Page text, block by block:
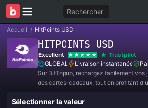
Rechercher
Accueil / HitPoints USD
HITPOINTS USD
Excellent
Trustpilot
GLOBAL
Livraison instantanée
Sur BitTopup, rechargez facilement
des cartes-cadeaux, tout en profitant
Sélectionner la valeur